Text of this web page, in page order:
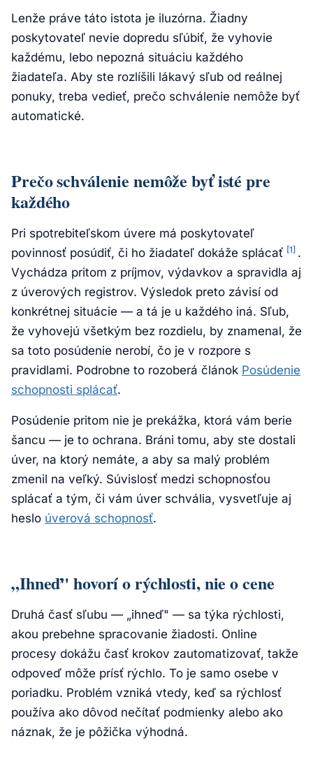
Lenže práve táto istota je iluzórna. Žiadny
poskytovateľ nevie dopredu sľúbiť, že vyhovie
každému, lebo nepozná situáciu každého
žiadateľa. Aby ste rozlíšili lákavý sľub od reálnej
ponuky, treba vedieť, prečo schválenie nemôže byť
automatické.
Prečo schválenie nemôže byť isté pre
každého
Pri spotrebiteľskom úvere má poskytovateľ
povinnosť posúdiť, či ho žiadateľ dokáže splácať [1] .
Vychádza pritom z príjmov, výdavkov a spravidla aj
z úverových registrov. Výsledok preto závisí od
konkrétnej situácie — a tá je u každého iná. Sľub,
že vyhovejú všetkým bez rozdielu, by znamenal, že
sa toto posúdenie nerobí, čo je v rozpore s
pravidlami. Podrobne to rozoberá článok Posúdenie
schopnosti splácať.
Posúdenie pritom nie je prekážka, ktorá vám berie
šancu — je to ochrana. Bráni tomu, aby ste dostali
úver, na ktorý nemáte, a aby sa malý problém
zmenil na veľký. Súvislosť medzi schopnosťou
splácať a tým, či vám úver schvália, vysvetľuje aj
heslo úverová schopnosť.
„Ihneď" hovorí o rýchlosti, nie o cene
Druhá časť sľubu — „ihneď" — sa týka rýchlosti,
akou prebehne spracovanie žiadosti. Online
procesy dokážu časť krokov zautomatizovať, takže
odpoveď môže prísť rýchlo. To je samo osebe v
poriadku. Problém vzniká vtedy, keď sa rýchlosť
používa ako dôvod nečítať podmienky alebo ako
náznak, že je pôžička výhodná.